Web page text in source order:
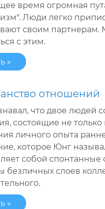
время огромная
Люди легко
своим партнерам.
с этим.
»
отношений
что двое людей
состоящие не только
личного опыта
которое Юнг
собой
безличных слоев
»